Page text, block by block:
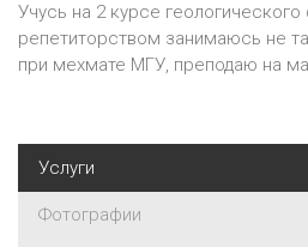
Учусь на 2 курсе геологического
репетиторством занимаюсь не
при мехмате МГУ, преподаю на
Услуги
Фотографии